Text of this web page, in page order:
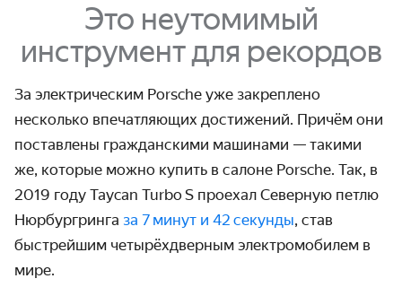
Это неутомимый
инструмент для рекордов
За электрическим Porsche уже закреплено
несколько впечатляющих достижений. Причём они
поставлены гражданскими машинами — такими
же, которые можно купить в салоне Porsche. Так, в
2019 году Taycan Turbo S проехал Северную петлю
Нюрбург­ринга за 7 минут и 42 секунды, став
быстрейшим четырёх­дверным электро­мобилем в
мире.